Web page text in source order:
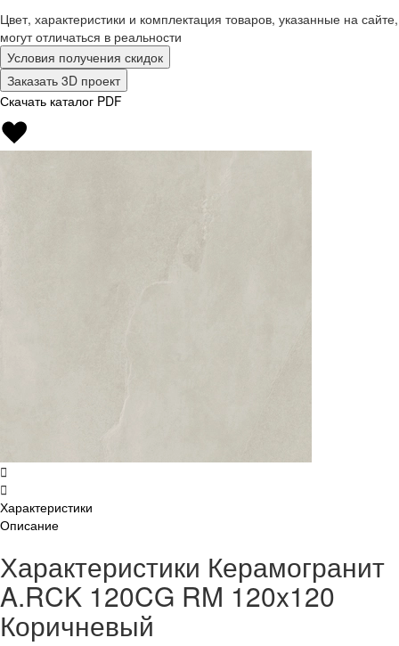
Цвет, характеристики и комплектация товаров, указанные на сайте,
могут отличаться в реальности
Условия получения скидок
Заказать 3D проект
Скачать каталог PDF
Характеристики
Описание
Характеристики Керамогранит
A.RCK 120CG RM 120x120
Коричневый